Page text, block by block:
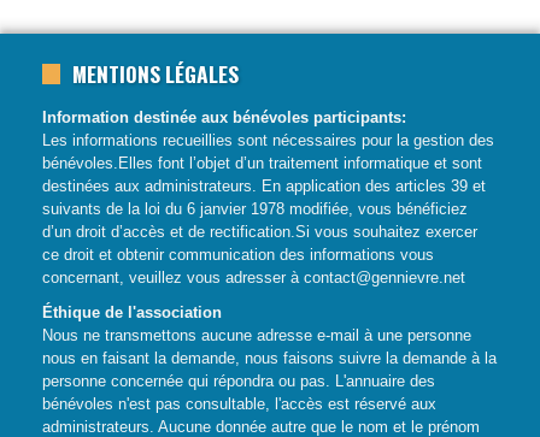
MENTIONS LÉGALES
Information destinée aux bénévoles participants:
Les informations recueillies sont nécessaires pour la gestion des
bénévoles.Elles font l’objet d’un traitement informatique et sont
destinées aux administrateurs. En application des articles 39 et
suivants de la loi du 6 janvier 1978 modifiée, vous bénéficiez
d’un droit d’accès et de rectification.Si vous souhaitez exercer
ce droit et obtenir communication des informations vous
concernant, veuillez vous adresser à contact@gennievre.net
Éthique de l'association
Nous ne transmettons aucune adresse e-mail à une personne
nous en faisant la demande, nous faisons suivre la demande à la
personne concernée qui répondra ou pas.
L'annuaire des
bénévoles n'est pas consultable, l'accès est réservé aux
administrateurs. Aucune donnée autre que le nom et le prénom